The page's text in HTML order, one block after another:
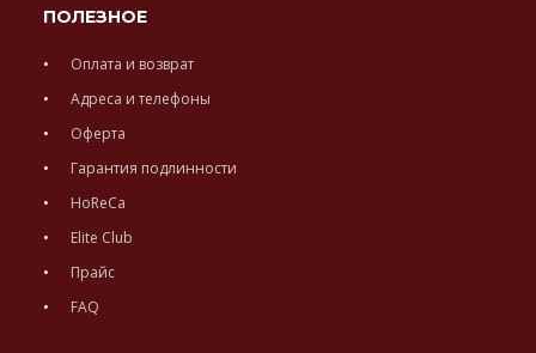
ПОЛЕЗНОЕ
Оплата и возврат
Адреса и телефоны
Оферта
Гарантия подлинности
HoReCa
Elite Club
Прайс
FAQ